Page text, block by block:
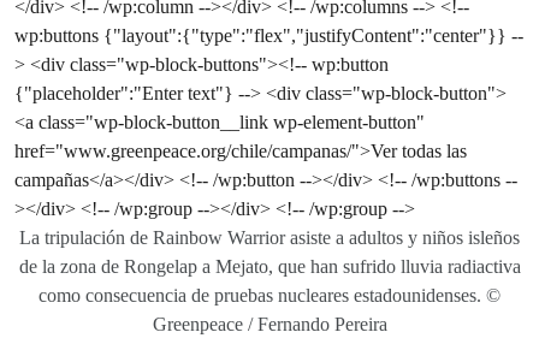
La tripulación de Rainbow Warrior asiste a adultos y niños isleños
de la zona de Rongelap a Mejato, que han sufrido lluvia radiactiva
como consecuencia de pruebas nucleares estadounidenses. ©
Greenpeace / Fernando Pereira